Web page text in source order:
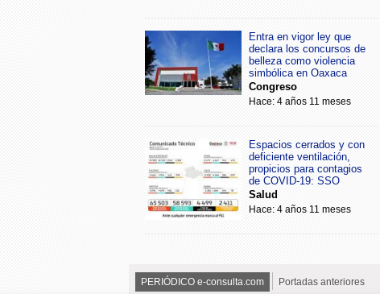
Entra en vigor ley que
declara los concursos de
belleza como violencia
simbólica en Oaxaca
Congreso
Hace: 4 años 11 meses
Espacios cerrados y con
deficiente ventilación,
propicios para contagios
de COVID-19: SSO
Salud
Hace: 4 años 11 meses
PERIÓDICO e-consulta.com Portadas anteriores